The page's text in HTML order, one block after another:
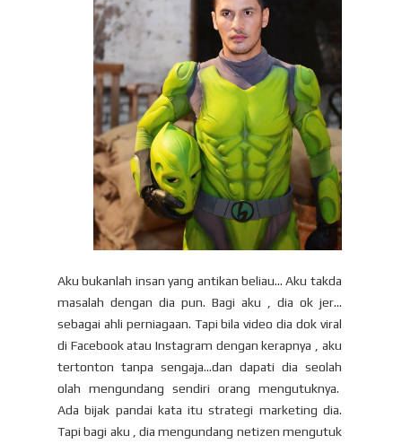
Aku bukanlah insan yang antikan beliau... Aku takda
masalah dengan dia pun. Bagi aku , dia ok jer...
sebagai ahli perniagaan. Tapi bila video dia dok viral
di Facebook atau Instagram dengan kerapnya , aku
tertonton tanpa sengaja...dan dapati dia seolah
olah mengundang sendiri orang mengutuknya.
Ada bijak pandai kata itu strategi marketing dia.
Tapi bagi aku , dia mengundang netizen mengutuk